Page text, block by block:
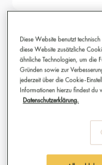
Fairtrade
Premium-Kaffee
kompatibel
Bestens geeignet
Anbau: 100 %
Mischungen
Diese Website benutzt
diese Website zusätzliche
ähnliche Technologien, um die
Gründen sowie zur
jederzeit über die Cookie-
Informationen hierzu findest du
Datenschutzerklärung.